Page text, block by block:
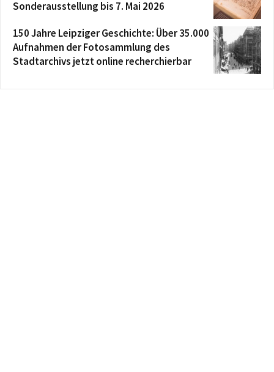
Sonderausstellung bis 7. Mai 2026
150 Jahre Leipziger Geschichte: Über 35.000
Aufnahmen der Fotosammlung des
Stadtarchivs jetzt online recherchierbar